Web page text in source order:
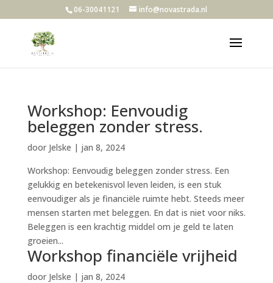
06-30041121 info@novastrada.nl
Workshop: Eenvoudig
beleggen zonder stress.
door Jelske | jan 8, 2024
Workshop: Eenvoudig beleggen zonder stress. Een
gelukkig en betekenisvol leven leiden, is een stuk
eenvoudiger als je financiële ruimte hebt. Steeds meer
mensen starten met beleggen. En dat is niet voor niks.
Beleggen is een krachtig middel om je geld te laten
groeien...
Workshop financiële vrijheid
door Jelske | jan 8, 2024